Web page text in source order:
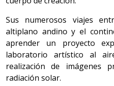
Sus numerosos viajes
altiplano andino y el
aprender un proyecto
laboratorio artístico al
realización de imágenes
radiación solar.